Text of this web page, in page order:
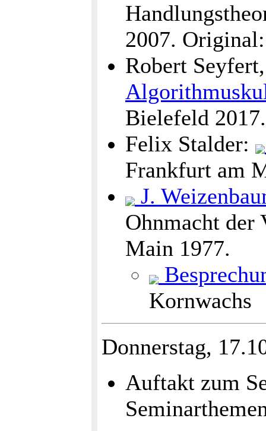
2007.
Robert
Bielefeld 2017.
Felix Stalder:
Frankfurt am
J.
Ohnmacht der
Main 1977.
Kornwachs
Donnerstag,
Auftakt zum